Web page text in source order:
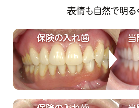
表情も自然で明る